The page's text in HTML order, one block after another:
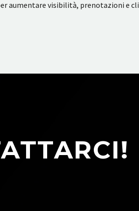
aumentare visibilità, prenotazioni e